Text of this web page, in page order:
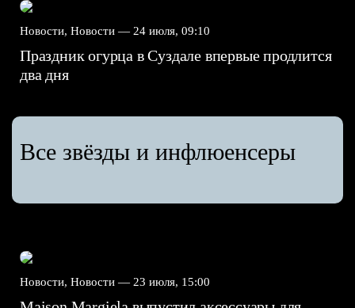
Новости, Новости — 24 июля, 09:10
Праздник огурца в Суздале впервые продлится
два дня
Все звёзды и инфлюенсеры
Новости, Новости — 23 июля, 15:00